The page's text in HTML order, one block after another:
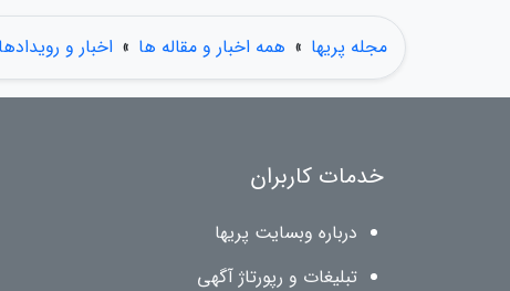
مجله پریها » همه اخبار و مقاله ها » اخبار و رویدادها
خدمات کاربران
درباره وبسایت پریها
تبلیغات و رپورتاژ آگهی